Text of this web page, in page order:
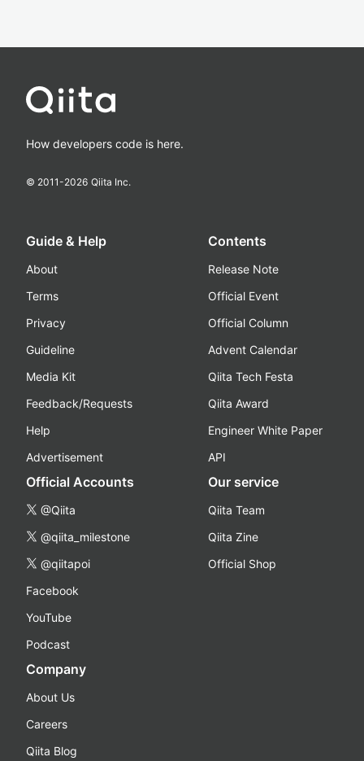
How developers code is here.
© 2011-2026 Qiita Inc.
Guide & Help
About
Terms
Privacy
Guideline
Media Kit
Feedback/Requests
Help
Advertisement
Contents
Release Note
Official Event
Official Column
Advent Calendar
Qiita Tech Festa
Qiita Award
Engineer White Paper
API
Official Accounts
@Qiita
@qiita_milestone
@qiitapoi
Facebook
YouTube
Podcast
Our service
Qiita Team
Qiita Zine
Official Shop
Company
About Us
Careers
Qiita Blog